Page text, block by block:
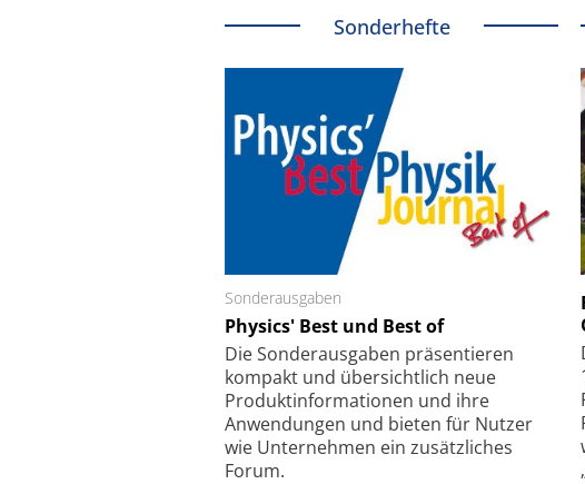
Sonderhefte
Sonderausgaben
Physics' Best und Best of
Die Sonder­ausgaben präsentieren
kompakt und übersichtlich neue
Produkt­informationen und ihre
Anwendungen und bieten für Nutzer
wie Unternehmen ein zusätzliches
Forum.
Faserkoppler mit Super-
Feinfokussierungsmechanismus